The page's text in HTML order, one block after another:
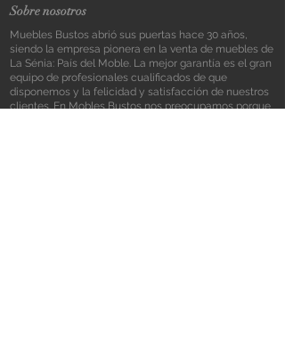
Sobre nosotros
Muebles Bustos abrió sus puertas hace 30 años,
siendo la empresa pionera en la venta de muebles de
La Sénia: País del Moble. La mejor garantía es el gran
equipo de profesionales cualificados de que
disponemos y la felicidad y satisfacción de nuestros
clientes. En Mobles Bustos nos preocupamos porque